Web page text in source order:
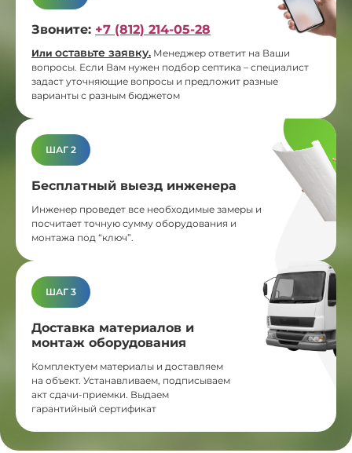
Звоните: +7 (812) 214-05-28
Или оставьте заявку. Менеджер ответит на Ваши
вопросы. Если Вам нужен подбор септика – специалист
задаст уточняющие вопросы и предложит разные
варианты с разным бюджетом
ШАГ 2
Бесплатный выезд инженера
Инженер проведет все необходимые замеры и
посчитает точную сумму оборудования и
монтажа под “ключ”.
ШАГ 3
Доставка материалов и
монтаж оборудования
Комплектуем материалы и доставляем
на объект. Устанавливаем, подписываем
акт сдачи-приемки. Выдаем
гарантийный сертификат